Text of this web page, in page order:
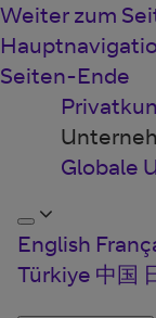
Weiter zum
Seiten-Ende
Globale
English
Türkiye 中国